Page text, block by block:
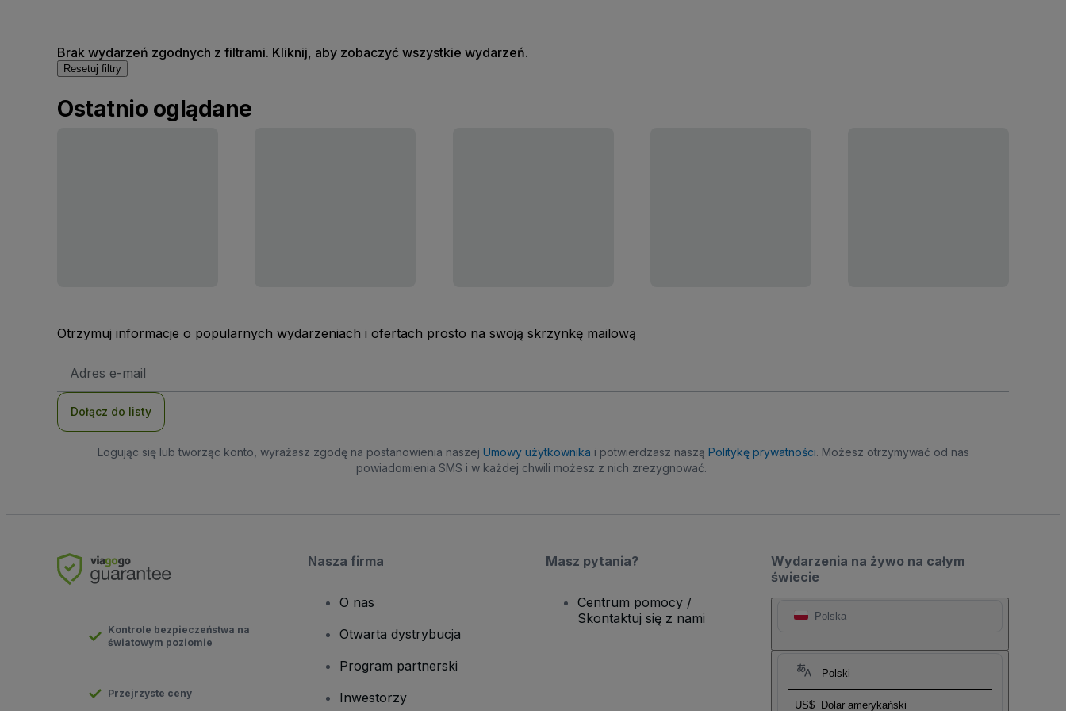
Brak wydarzeń zgodnych z filtrami. Kliknij, aby zobaczyć wszystkie wydarzeń.
Resetuj filtry
Ostatnio oglądane
Otrzymuj informacje o popularnych wydarzeniach i ofertach prosto na swoją skrzynkę mailową
e-
Dołącz do listy
Logując się lub tworząc konto, wyrażasz zgodę na postanowienia naszej Umowy użytkownika i potwierdzasz naszą Politykę prywatności. Możesz otrzymywać od nas
powiadomienia SMS i w każdej chwili możesz z nich zrezygnować.
Wydarzenia na żywo na całym
świecie
Polska
Polski
US$ Dolar amerykański
Kontrole bezpieczeństwa na
światowym poziomie
Przejrzyste ceny
Nasza firma
O nas
Otwarta dystrybucja
Program partnerski
Inwestorzy
Masz pytania?
Centrum pomocy /
Skontaktuj się z nami